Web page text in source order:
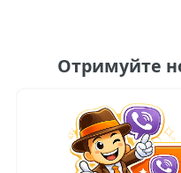
Отримуйте